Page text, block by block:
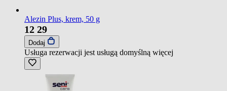
Alezin Plus, krem, 50 g
12 29
Dodaj
Usługa rezerwacji jest usługą domyślną więcej